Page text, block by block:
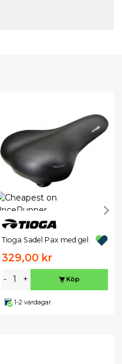
Tioga Sadel Pax med gel
329,00 kr
- + Köp
1-2 vardagar